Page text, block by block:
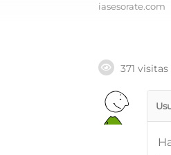
iasesorate.com
371 visitas